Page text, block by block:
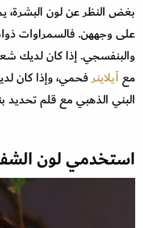
بغض النظر عن لون البشرة،
على وجههن. فالسمراوات
والبنفسجي. إذا كان لديك
معآيلاينرفحمي، وإذا كان
البني الذهبي مع قلم تحديد
استخدمي لون